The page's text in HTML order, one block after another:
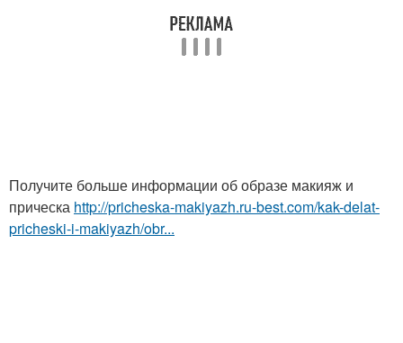
Получите больше информации об образе макияж и
прическа http://pricheska-makiyazh.ru-best.com/kak-delat-
pricheski-i-makiyazh/obr...